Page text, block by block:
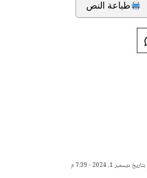
طباعة النص
بتاريخ ديسمبر 1, 2024 - 7:39 م